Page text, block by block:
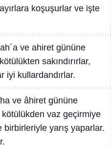
koşuşurlar ve işte
ve ahiret gününe
sakındırırlar,
iyi kullardandırlar.
ve âhiret gününe
vaz geçirmiye
birbirleriyle yarış yaparlar.